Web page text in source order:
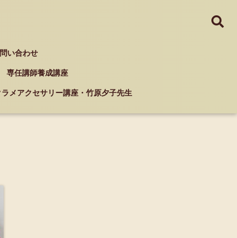
い合わせ
専任講師養成講座
メアクセサリー講座・竹原夕子先生